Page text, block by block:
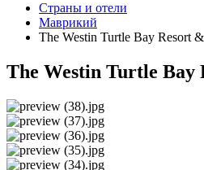
Страны и отели
Маврикий
The Westin Turtle Bay Resort
The Westin Turtle Bay